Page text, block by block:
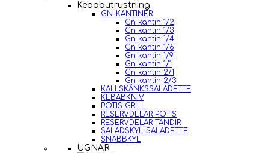
Kebabutrustning
GN-KANTINER
Gn kantin 1/2
Gn kantin 1/3
Gn kantin 1/4
Gn kantin 1/6
Gn kantin 1/9
Gn kantin 1/1
Gn kantin 2/1
Gn kantin 2/3
KALLSKÄNKSSALADETTE
KEBABKNIV
POTIS GRILL
RESERVDELAR POTIS
RESERVDELAR TANDIR
SALADSKYL-SALADETTE
SNABBKYL
UGNAR